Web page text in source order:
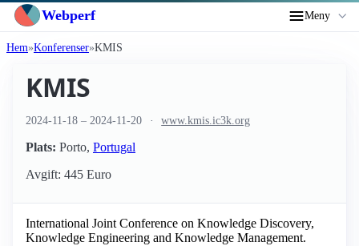
Webperf Meny
Hem Konferenser KMIS
KMIS
2024-11-18 – 2024-11-20 www.kmis.ic3k.org
Plats: Porto, Portugal
Avgift: 445 Euro
International Joint Conference on Knowledge Discovery,
Knowledge Engineering and Knowledge Management.